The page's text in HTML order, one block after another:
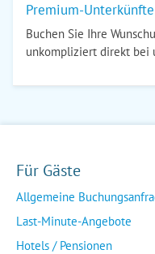
Premium-
Buchen Sie Ihre
unkompliziert direkt bei
Für Gäste
Allgemeine
Last-Minute-Angebote
Hotels / Pensionen